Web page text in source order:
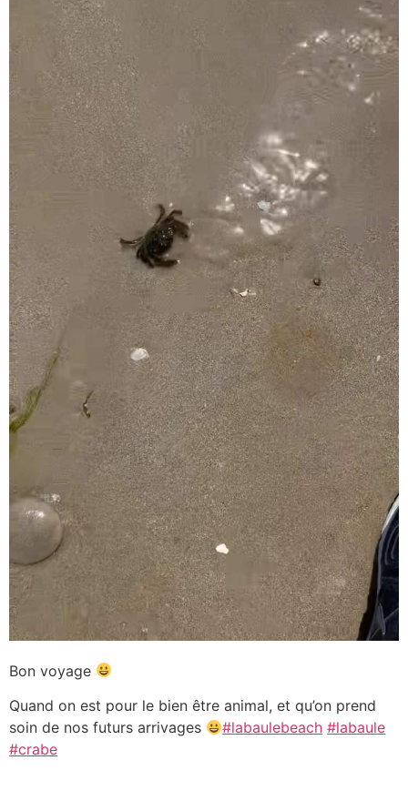
Bon voyage
Quand on est pour le bien être animal, et qu’on prend
soin de nos futurs arrivages
#labaulebeach #labaule
#crabe